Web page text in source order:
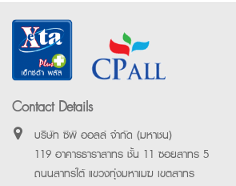
Contact Details
บริษัท ซีพี ออลล์ จำกัด (มหาชน)
119 อาคารธาราสาทร ชั้น 11 ซอยสาทร 5
ถนนสาทรใต้ แขวงทุ่งมหาเมฆ เขตสาทร